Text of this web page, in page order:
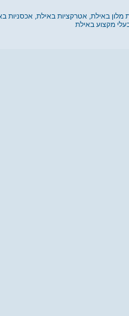
באילת, אטרקציות באילת, אכסניות
מקצוע באילת